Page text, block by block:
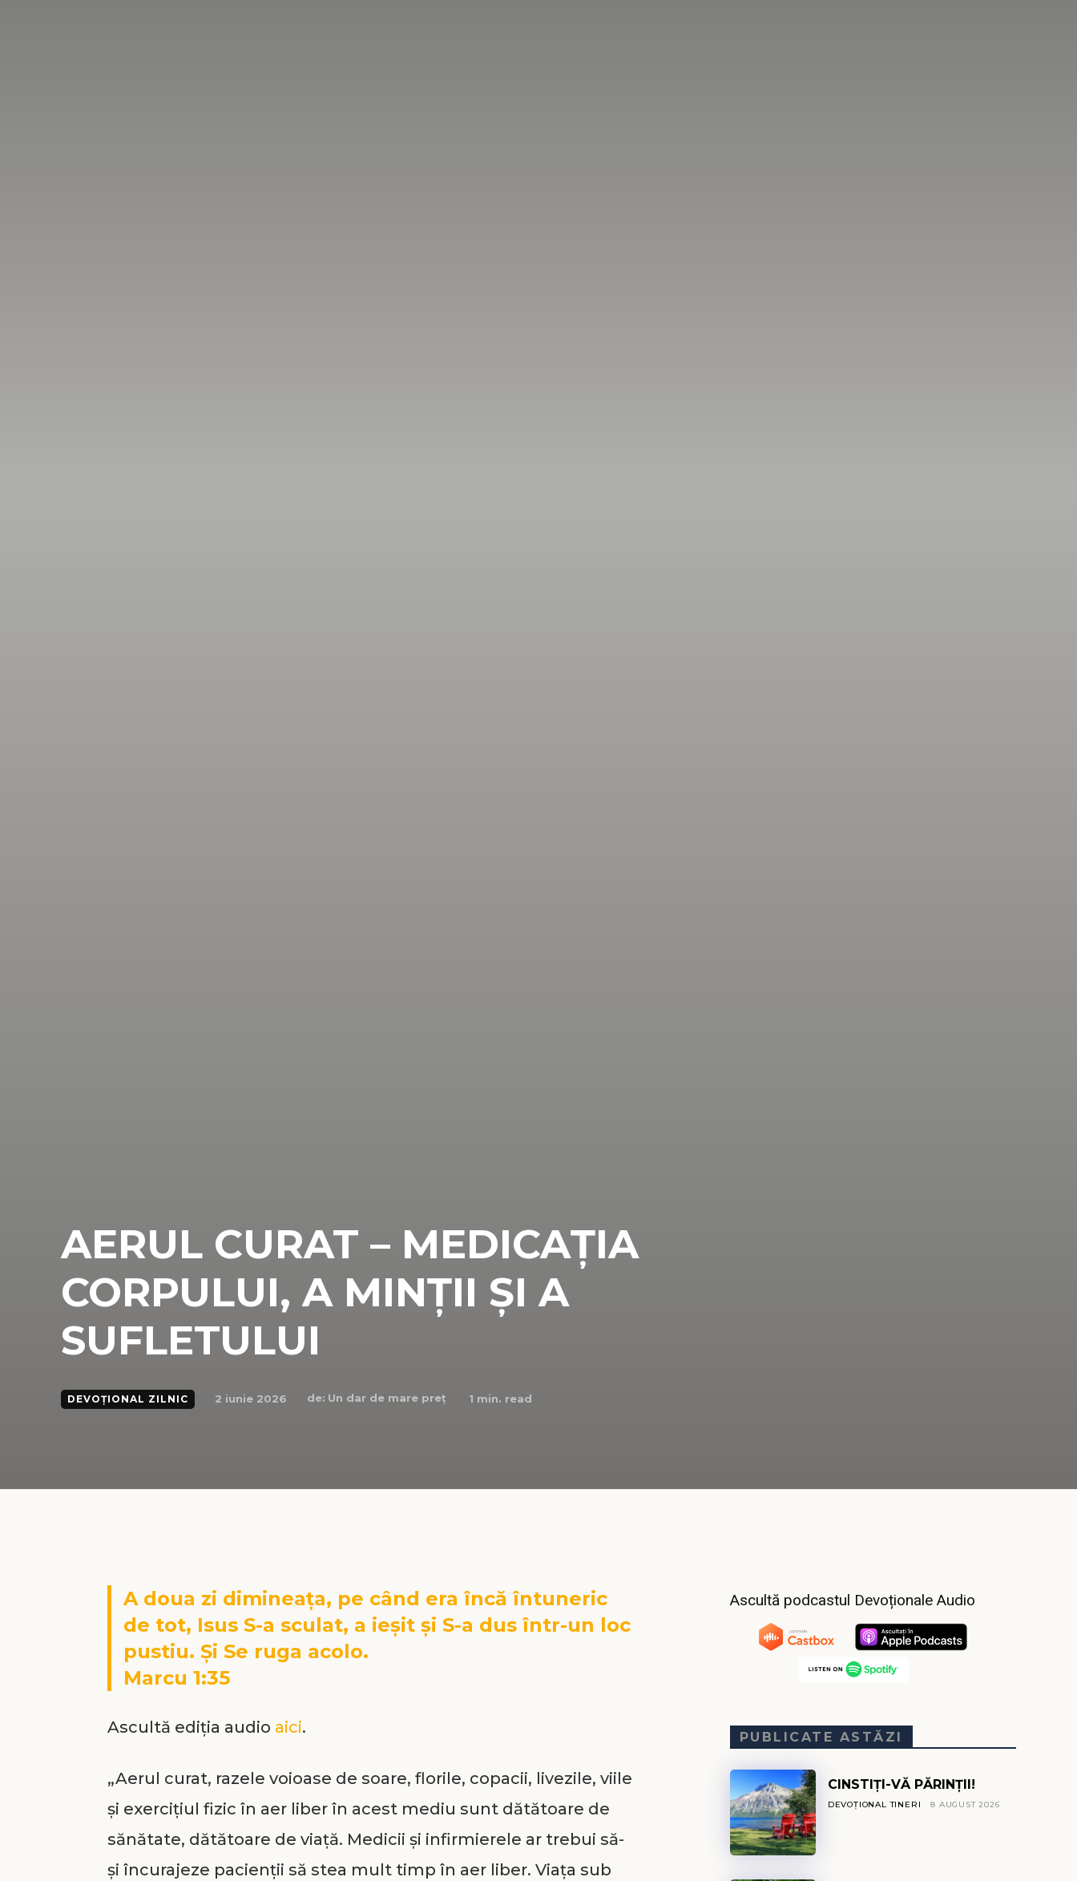
AERUL CURAT – MEDICAȚIA
CORPULUI, A MINȚII ȘI A
SUFLETULUI
DEVOȚIONAL ZILNIC 2 iunie 2026 de: Un dar de mare preț 1 min. read
A doua zi dimineața, pe când era încă întuneric
de tot, Isus S-a sculat, a ieșit și S-a dus într-un loc
pustiu. Și Se ruga acolo.
Marcu 1:35
Ascultă ediția audio aici.
„Aerul curat, razele voioase de soare, florile, copacii, livezile, viile
și exercițiul fizic în aer liber în acest mediu sunt dătătoare de
sănătate, dătătoare de viață. Medicii și infirmierele ar trebui să-
și încurajeze pacienții să stea mult timp în aer liber. Viața sub
Ascultă podcastul Devoționale Audio
PUBLICATE ASTĂZI
CINSTIȚI-VĂ PĂRINȚII!
DEVOȚIONAL TINERI 8 AUGUST 2026